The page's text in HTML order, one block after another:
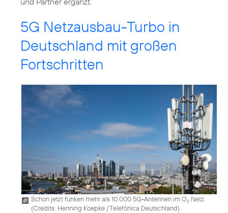
5G Netzausbau-Turbo in
Deutschland mit großen
Fortschritten
Schon jetzt funken mehr als 10.000 5G-Antennen im O2 Netz.
(Credits: Henning Koepke / Telefónica Deutschland)